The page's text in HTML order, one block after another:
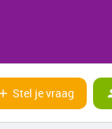
Stel je vraag